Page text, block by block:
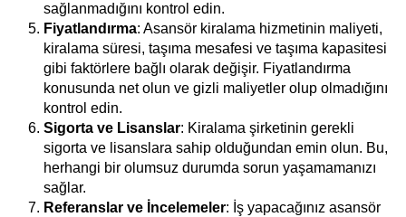
sağlanmadığını kontrol edin.
Fiyatlandırma: Asansör kiralama hizmetinin maliyeti,
kiralama süresi, taşıma mesafesi ve taşıma kapasitesi
gibi faktörlere bağlı olarak değişir. Fiyatlandırma
konusunda net olun ve gizli maliyetler olup olmadığını
kontrol edin.
Sigorta ve Lisanslar: Kiralama şirketinin gerekli
sigorta ve lisanslara sahip olduğundan emin olun. Bu,
herhangi bir olumsuz durumda sorun yaşamamanızı
sağlar.
Referanslar ve İncelemeler: İş yapacağınız asansör